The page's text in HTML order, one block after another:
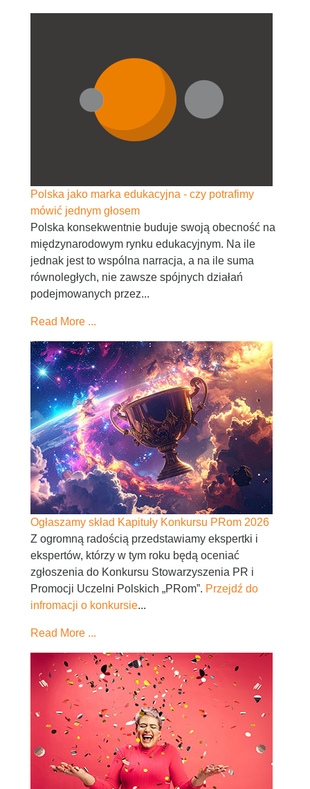
Polska jako marka edukacyjna - czy potrafimy
mówić jednym głosem
Polska konsekwentnie buduje swoją obecność na
międzynarodowym rynku edukacyjnym. Na ile
jednak jest to wspólna narracja, a na ile suma
równoległych, nie zawsze spójnych działań
podejmowanych przez...
Read More ...
Ogłaszamy skład Kapituły Konkursu PRom 2026
Z ogromną radością przedstawiamy ekspertki i
ekspertów, którzy w tym roku będą oceniać
zgłoszenia do Konkursu Stowarzyszenia PR i
Promocji Uczelni Polskich „PRom”. Przejdź do
infromacji o konkursie...
Read More ...